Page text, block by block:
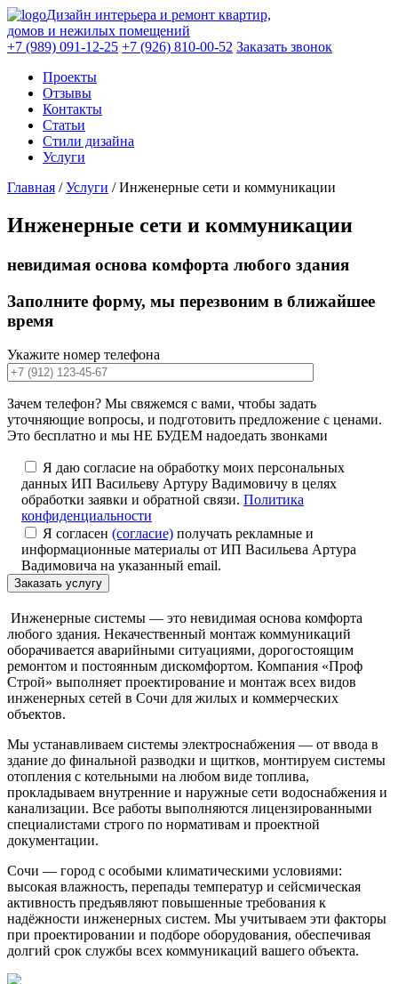
Дизайн интерьера и ремонт квартир,
домов и нежилых помещений
+7 (989) 091-12-25 +7 (926) 810-00-52 Заказать звонок
Проекты
Отзывы
Контакты
Статьи
Стили дизайна
Услуги
Главная /Услуги /Инженерные сети и коммуникации
Инженерные сети и коммуникации
невидимая основа комфорта любого здания
Заполните форму, мы перезвоним в ближайшее
время
Укажите номер телефона
Зачем телефон? Мы свяжемся с вами, чтобы задать
уточняющие вопросы, и подготовить предложение с ценами.
Это бесплатно и мы НЕ БУДЕМ надоедать звонками
Я даю согласие на обработку моих персональных
данных ИП Васильеву Артуру Вадимовичу в целях
обработки заявки и обратной связи. Политика
конфиденциальности
Я согласен (согласие) получать рекламные и
информационные материалы от ИП Васильева Артура
Вадимовича на указанный email.
Инженерные системы — это невидимая основа комфорта
любого здания. Некачественный монтаж коммуникаций
оборачивается аварийными ситуациями, дорогостоящим
ремонтом и постоянным дискомфортом. Компания «Проф
Строй» выполняет проектирование и монтаж всех видов
инженерных сетей в Сочи для жилых и коммерческих
объектов.
Мы устанавливаем системы электроснабжения — от ввода в
здание до финальной разводки и щитков, монтируем системы
отопления с котельными на любом виде топлива,
прокладываем внутренние и наружные сети водоснабжения и
канализации. Все работы выполняются лицензированными
специалистами строго по нормативам и проектной
документации.
Сочи — город с особыми климатическими условиями:
высокая влажность, перепады температур и сейсмическая
активность предъявляют повышенные требования к
надёжности инженерных систем. Мы учитываем эти факторы
при проектировании и подборе оборудования, обеспечивая
долгий срок службы всех коммуникаций вашего объекта.